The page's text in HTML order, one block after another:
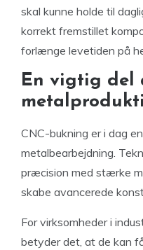
skal kunne holde til
korrekt fremstillet
forlænge levetiden på
En vigtig del
CNC-bukning er i dag
metalbearbejdning.
præcision med stærke
skabe avancerede
For virksomheder i
betyder det, at de kan